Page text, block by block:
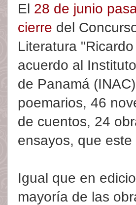
El 28 de junio
cierre del
Literatura
acuerdo al
de Panamá
poemarios, 46
de cuentos, 24
ensayos, que
Igual que en
mayoría de las